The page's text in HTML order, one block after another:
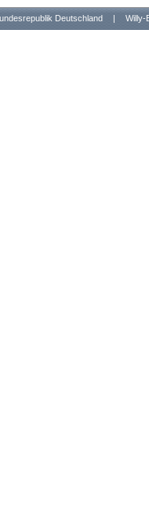
Deutschland | Willy-